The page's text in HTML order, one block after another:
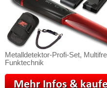
Metalldetektor-Profi-Set,
Funktechnik